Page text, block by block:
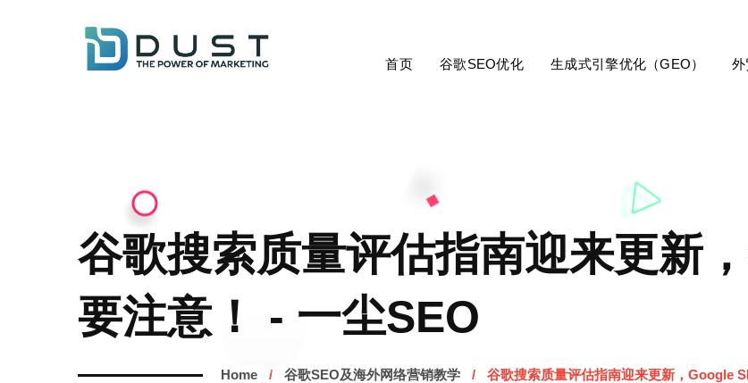
首页 谷歌SEO优化 生成式引擎优化（GEO） 外
谷歌搜索质量评估指南迎来更新
要注意！ - 一尘SEO
Home 谷歌SEO及海外网络营销教学 谷歌搜索质量评估指南迎来更新，Google